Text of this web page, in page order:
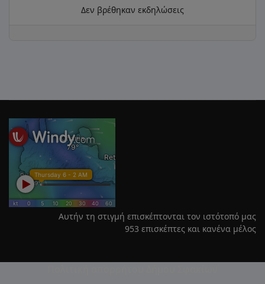
Δεν βρέθηκαν εκδηλώσεις
Αυτήν τη στιγμή επισκέπτονται τον ιστότοπό μας
953 επισκέπτες και κανένα μέλος